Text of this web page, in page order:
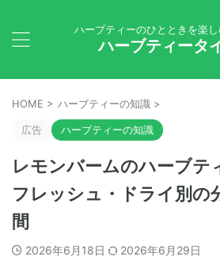
ハーブティーのひとときを楽
ハーブティータ
HOME > ハーブティーの知識 >
広告 ハーブティーの知識
レモンバームのハーブテ
フレッシュ・ドライ別の
間
2026年6月18日 2026年6月29日